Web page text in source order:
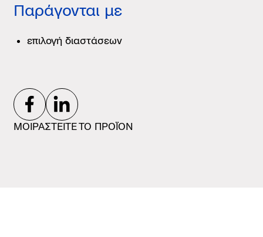
Παράγονται με
επιλογή διαστάσεων
ΜΟΙΡΑΣΤΕΙΤΕ ΤΟ ΠΡΟΪΟΝ